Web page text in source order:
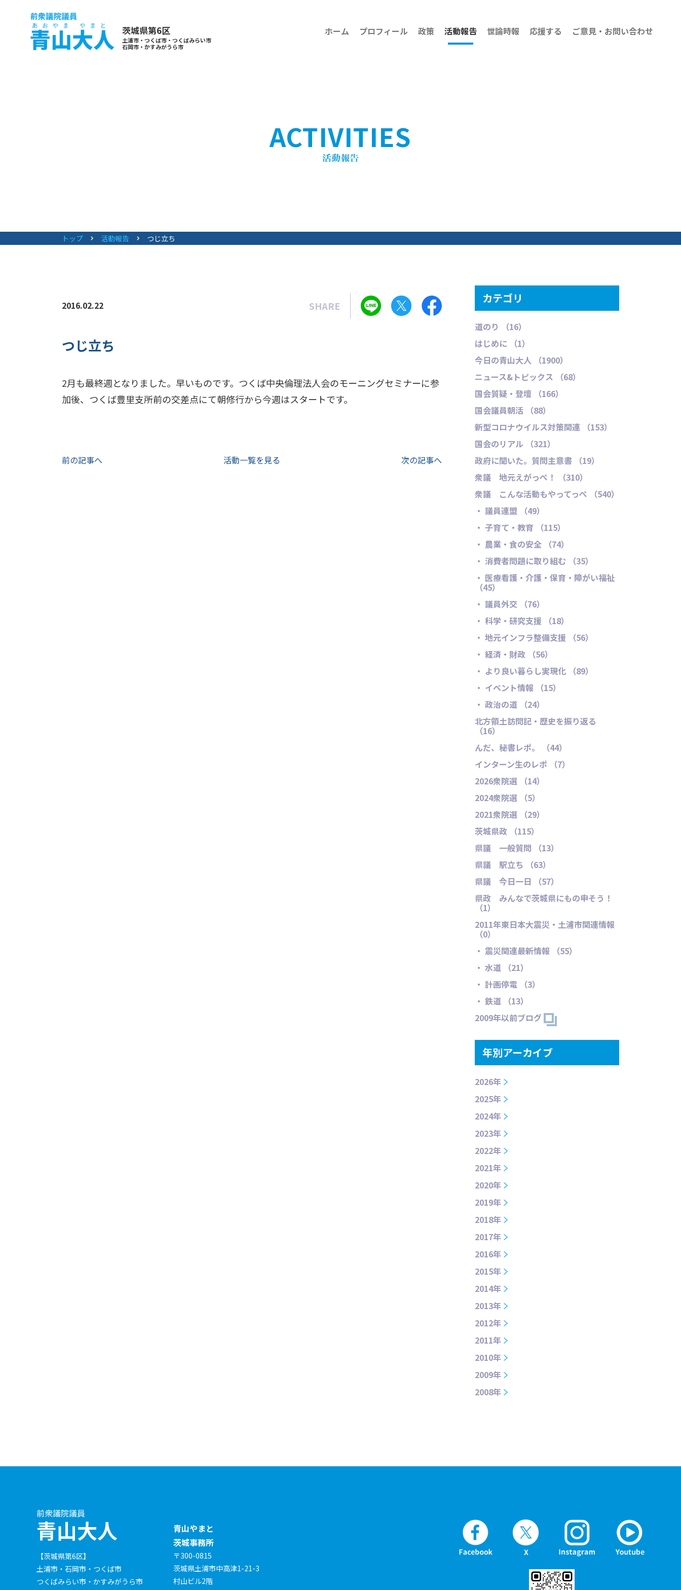
茨城県第6区
土浦市・つくば市・つくばみらい市
石岡市・かすみがうら市
ホーム プロフィール 政策 活動報告 世論時報 応援する ご意見・お問い合わせ
ACTIVITIES
トップ 活動報告 つじ立ち
2016.02.22 SHARE
つじ立ち
2月も最終週となりました。早いものです。つくば中央倫理法人会のモーニングセミナーに参
加後、つくば豊里支所前の交差点にて朝修行から今週はスタートです。
前の記事へ 活動一覧を見る 次の記事へ
カテゴリ
道のり （16）
はじめに （1）
今日の青山大人 （1900）
ニュース&トピックス （68）
国会質疑・登壇 （166）
国会議員朝活 （88）
新型コロナウイルス対策関連 （153）
国会のリアル （321）
政府に聞いた。質問主意書 （19）
衆議 地元えがっぺ！ （310）
衆議 こんな活動もやってっぺ （540）
・ 議員連盟 （49）
・ 子育て・教育 （115）
・ 農業・食の安全 （74）
・ 消費者問題に取り組む （35）
・ 医療看護・介護・保育・障がい福祉
（45）
・ 議員外交 （76）
・ 科学・研究支援 （18）
・ 地元インフラ整備支援 （56）
・ 経済・財政 （56）
・ より良い暮らし実現化 （89）
・ イベント情報 （15）
・ 政治の道 （24）
北方領土訪問記・歴史を振り返る
（16）
んだ、秘書レポ。 （44）
インターン生のレポ （7）
2026衆院選 （14）
2024衆院選 （5）
2021衆院選 （29）
茨城県政 （115）
県議 一般質問 （13）
県議 駅立ち （63）
県議 今日一日 （57）
県政 みんなで茨城県にもの申そう！
（1）
2011年東日本大震災・土浦市関連情報
（0）
・ 震災関連最新情報 （55）
・ 水道 （21）
・ 計画停電 （3）
・ 鉄道 （13）
2009年以前ブログ
年別アーカイブ
2026年
2025年
2024年
2023年
2022年
2021年
2020年
2019年
2018年
2017年
2016年
2015年
2014年
2013年
2012年
2011年
2010年
2009年
2008年
前衆議院議員
青山大人
【茨城県第6区】
土浦市・石岡市・つくば市
つくばみらい市・かすみがうら市
青山やまと
茨城事務所
〒300-0815
茨城県土浦市中高津1-21-3
村山ビル2階